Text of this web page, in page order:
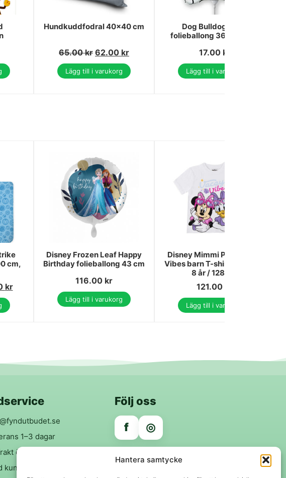
Hantera samtycke
Hundkuddfodral 40x40 cm
65.00kr 62.00 kr
Lägg till i varukorg
Dog Bulldog svart
folieballong 36 cm (WP)
17.00 kr
Lägg till i varukorg
cm,
kr
Disney Frozen Leaf Happy
Birthday folieballong 43 cm
116.00 kr
Lägg till i varukorg
Disney Mimmi Pigg Vacay
Vibes barn T-shirt kort ärm,
8 år / 128 cm
121.00
Lägg till i varukorg
1–3 dagar
över 299 kr
kund-garanti
Följ oss
f ◎
Trygga betalningar